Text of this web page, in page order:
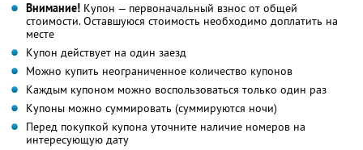
Внимание! Купон — первоначальный взнос от общей
стоимости. Оставшуюся стоимость необходимо доплатить на
месте
Купон действует на один заезд
Можно купить неограниченное количество купонов
Каждым купоном можно воспользоваться только один раз
Купоны можно суммировать (суммируются ночи)
Перед покупкой купона уточните наличие номеров на
интересующую дату